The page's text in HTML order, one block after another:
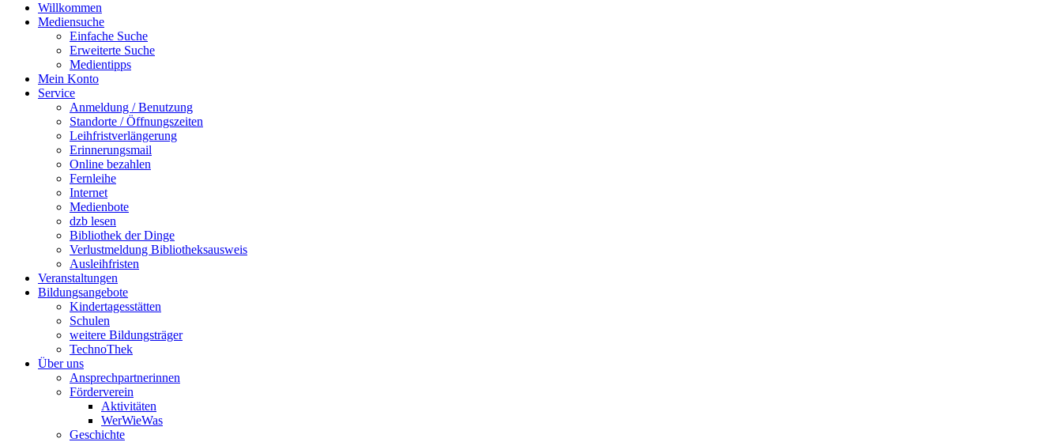
Willkommen
Mediensuche
Einfache Suche
Erweiterte Suche
Medientipps
Mein Konto
Service
Anmeldung / Benutzung
Standorte / Öffnungszeiten
Leihfristverlängerung
Erinnerungsmail
Online bezahlen
Fernleihe
Internet
Medienbote
dzb lesen
Bibliothek der Dinge
Verlustmeldung Bibliotheksausweis
Ausleihfristen
Veranstaltungen
Bildungsangebote
Kindertagesstätten
Schulen
weitere Bildungsträger
TechnoThek
Über uns
Ansprechpartnerinnen
Förderverein
Aktivitäten
WerWieWas
Geschichte